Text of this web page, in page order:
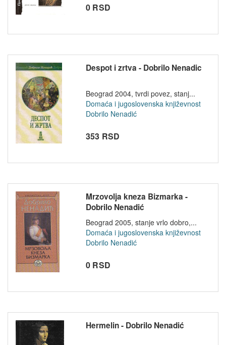
0 RSD
Despot i zrtva - Dobrilo Nenadic
Beograd 2004, tvrdi povez, stanj...
Domaća i jugoslovenska književnost
Dobrilo Nenadić
353 RSD
Mrzovolja kneza Bizmarka -
Dobrilo Nenadić
Beograd 2005, stanje vrlo dobro,...
Domaća i jugoslovenska književnost
Dobrilo Nenadić
0 RSD
Hermelin - Dobrilo Nenadić